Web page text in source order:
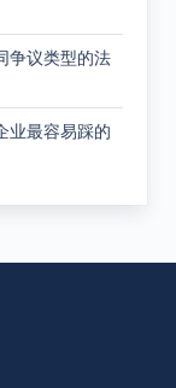
争议类型的法
业最容易踩的